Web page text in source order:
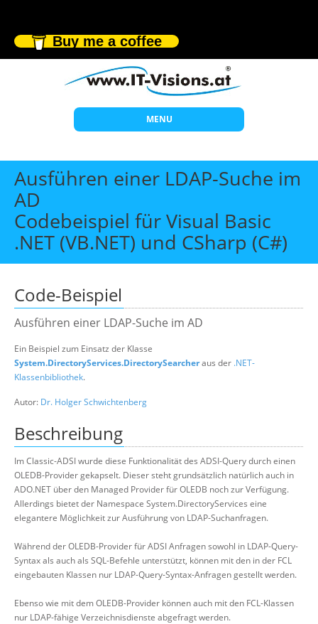
Buy me a coffee
MENU
Start
Themen
Beratung
Individuelle Schulungen
Offene Seminare
Wissen
Über uns
Ausführen einer LDAP-Suche im
AD
Codebeispiel für Visual Basic
.NET (VB.NET) und CSharp (C#)
Code-Beispiel
Ausführen einer LDAP-Suche im AD
Ein Beispiel zum Einsatz der Klasse
System.DirectoryServices.DirectorySearcheraus der .NET-
Klassenbibliothek.
Autor: Dr. Holger Schwichtenberg
Beschreibung
Im Classic-ADSI wurde diese Funktionalität des ADSI-Query durch einen
OLEDB-Provider gekapselt. Dieser steht grundsätzlich natürlich auch in
ADO.NET über den Managed Provider für OLEDB noch zur Verfügung.
Allerdings bietet der Namespace System.DirectoryServices eine
elegantere Möglichkeit zur Ausführung von LDAP-Suchanfragen.
Während der OLEDB-Provider für ADSI Anfragen sowohl in LDAP-Query-
Syntax als auch als SQL-Befehle unterstützt, können mit den in der FCL
eingebauten Klassen nur LDAP-Query-Syntax-Anfragen gestellt werden.
Ebenso wie mit dem OLEDB-Provider können auch mit den FCL-Klassen
nur LDAP-fähige Verzeichnisdienste abgefragt werden.